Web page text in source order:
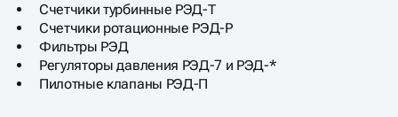
Счетчики турбинные РЭД-T
Счетчики ротационные РЭД-Р
Фильтры РЭД
Регуляторы давления РЭД-7 и РЭД-*
Пилотные клапаны РЭД-П